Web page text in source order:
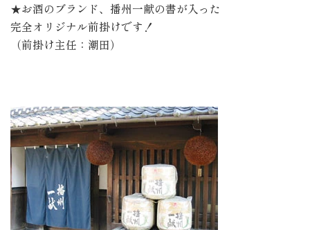
★お酒のブランド、播州一献の書が入った
完全オリジナル前掛けです！
（前掛け主任：潮田）